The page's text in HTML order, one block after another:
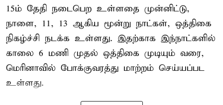
15ம் தேதி நடைபெற உள்ளதை முன்னிட்டு,
நாளை, 11, 13 ஆகிய மூன்று நாட்கள், ஒத்திகை
நிகழ்ச்சி நடக்க உள்ளது. இதற்காக இந்நாட்களில்
காலை 6 மணி முதல் ஒத்திகை முடியும் வரை,
மெரினாவில் போக்குவரத்து மாற்றம் செய்யப்பட
உள்ளது.